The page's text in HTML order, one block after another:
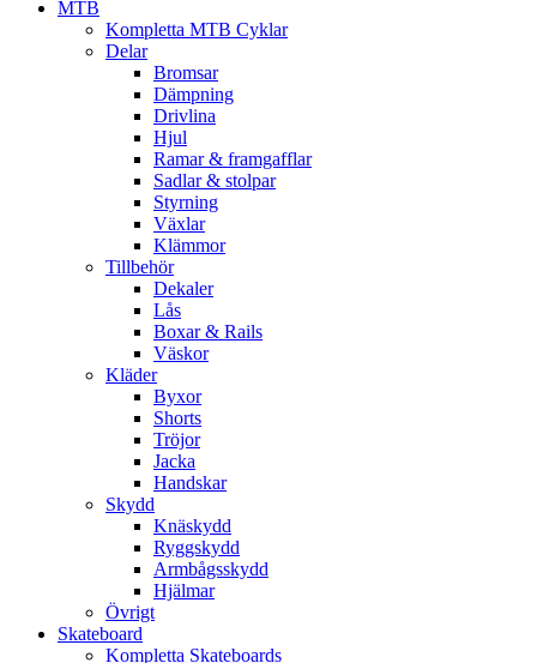
MTB
Kompletta MTB Cyklar
Delar
Bromsar
Dämpning
Drivlina
Hjul
Ramar & framgafflar
Sadlar & stolpar
Styrning
Växlar
Klämmor
Tillbehör
Dekaler
Lås
Boxar & Rails
Väskor
Kläder
Byxor
Shorts
Tröjor
Jacka
Handskar
Skydd
Knäskydd
Ryggskydd
Armbågsskydd
Hjälmar
Övrigt
Skateboard
Kompletta Skateboards